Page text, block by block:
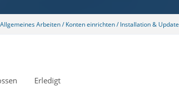
Allgemeines Arbeiten / Konten einrichten / Installation & Update
Erledigt